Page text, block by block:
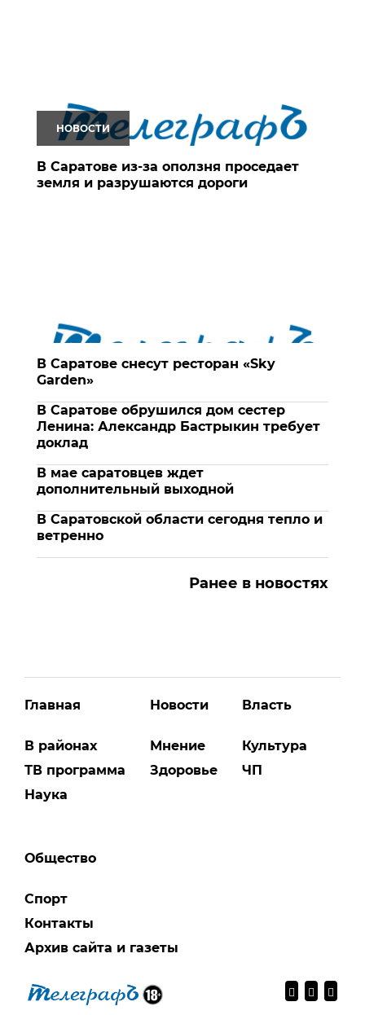
НОВОСТИ
В Саратове из-за оползня проседает
земля и разрушаются дороги
В Саратове снесут ресторан «Sky
Garden»
В Саратове обрушился дом сестер
Ленина: Александр Бастрыкин требует
доклад
В мае саратовцев ждет
дополнительный выходной
В Саратовской области сегодня тепло и
ветренно
Ранее в новостях
Главная
В районах
ТВ программа
Наука
Новости
Мнение
Здоровье
Власть
Культура
ЧП
Общество
Спорт
Контакты
Архив сайта и газеты